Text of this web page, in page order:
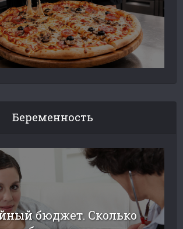
Беременность
бюджет. Сколько